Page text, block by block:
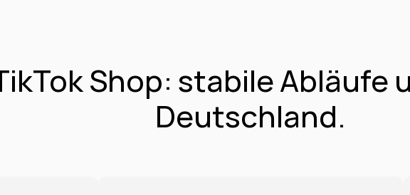
Shop: stabile Abläufe
Deutschland.